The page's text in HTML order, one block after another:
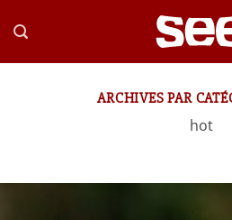
au
ARCHIVES PAR
hot